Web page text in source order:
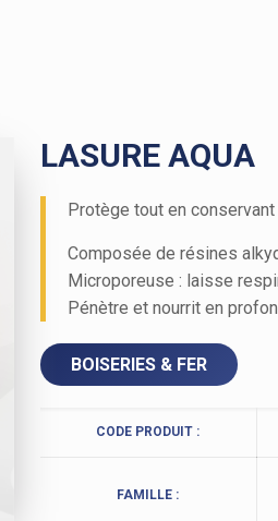
Toitures et bardages
RECHERCHER UN PRODUIT
LASURE AQUA
Protège tout en
Composée de résines
Microporeuse : laisse
Pénètre et nourrit en
BOISERIES & FER
CODE PRODUIT :
FAMILLE :